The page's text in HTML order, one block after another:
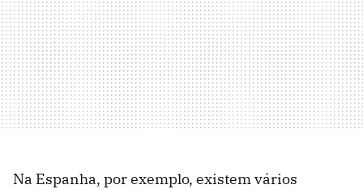
Na Espanha, por exemplo, existem vários